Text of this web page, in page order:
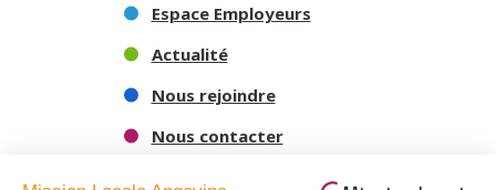
Espace Employeurs
Actualité
Nous rejoindre
Nous contacter